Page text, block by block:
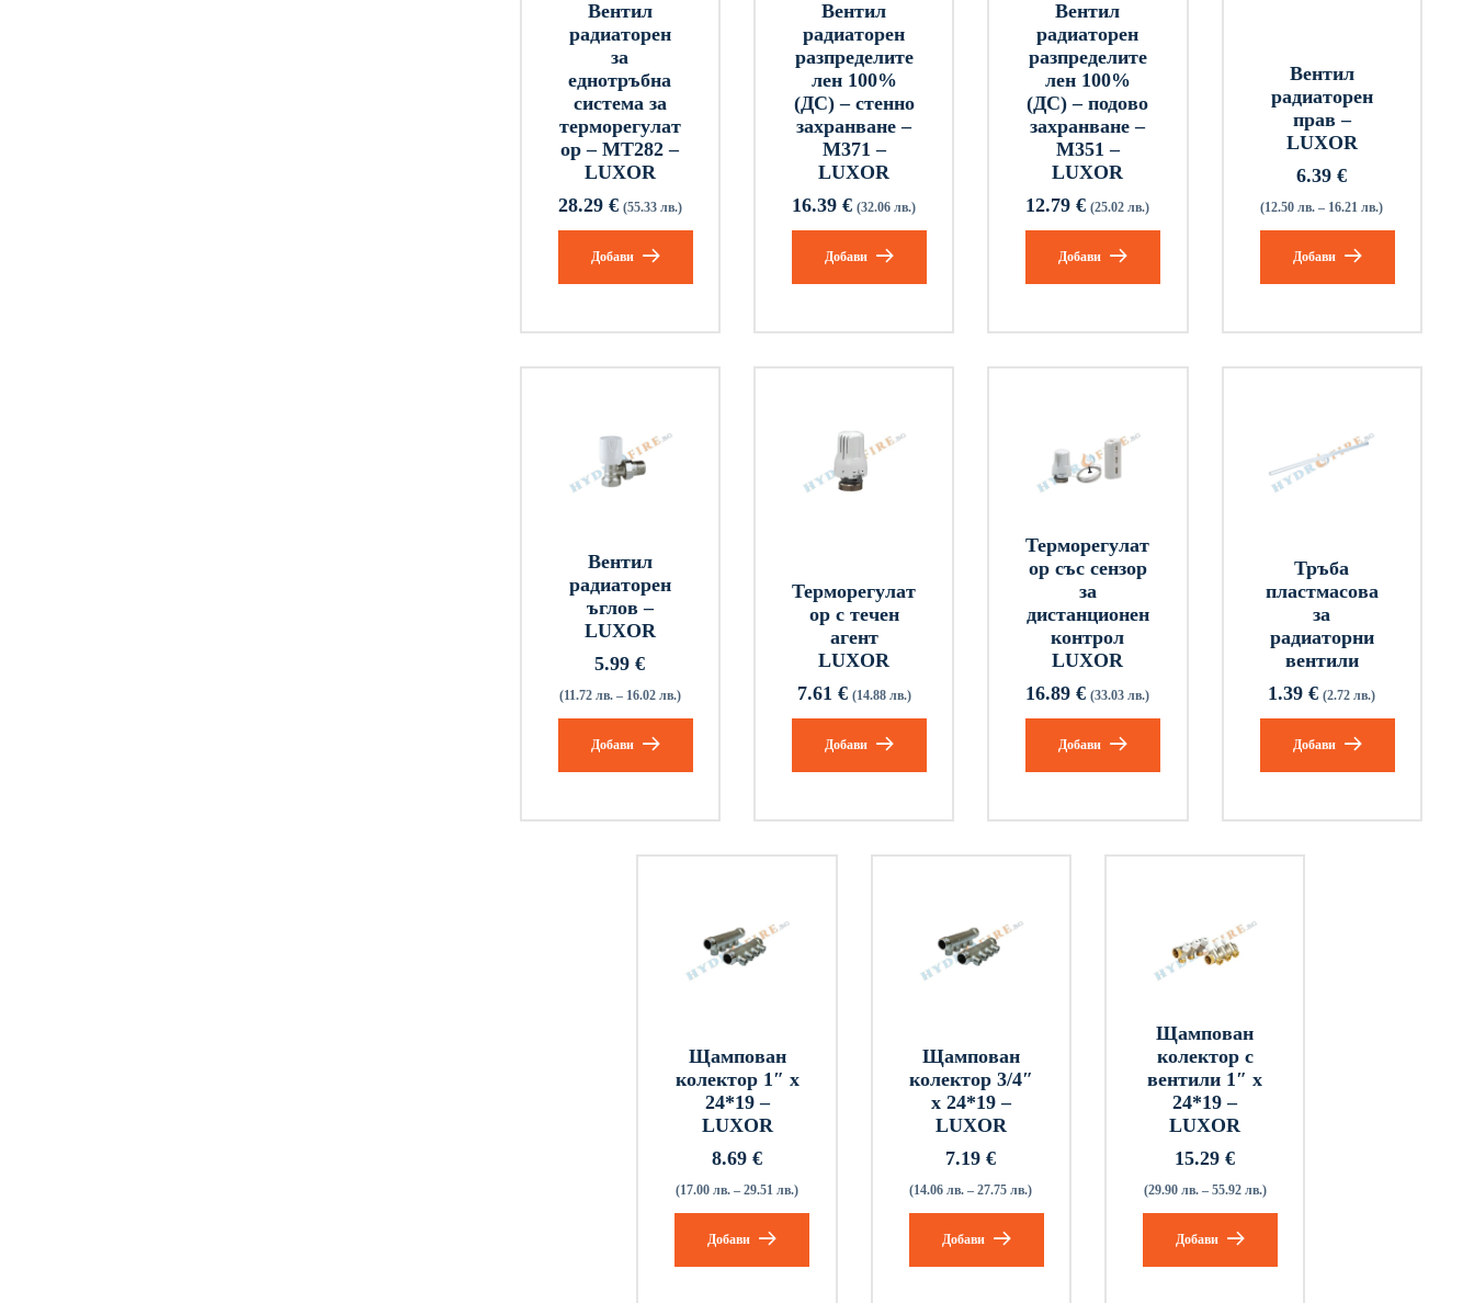
Вентил
радиаторен
за
еднотръбна
система за
терморегулат
ор – МТ282 –
LUXOR
28.29 € (55.33 лв.)
Добави
Вентил
радиаторен
разпределите
лен 100%
(ДС) – стенно
захранване –
M371 –
LUXOR
16.39€ (32.06 лв.)
Добави
Вентил
радиаторен
разпределите
лен 100%
(ДС) – подово
захранване –
M351 –
LUXOR
12.79€ (25.02 лв.)
Добави
Вентил
радиаторен
прав –
LUXOR
6.39€
(12.50 лв. – 16.21 лв.)
Добави
Вентил
радиаторен
ъглов –
LUXOR
5.99€
(11.72 лв. – 16.02 лв.)
Добави
Терморегулат
ор с течен
агент
LUXOR
7.61 € (14.88 лв.)
Добави
Терморегулат
ор със сензор
за
дистанционен
контрол
LUXOR
16.89€ (33.03 лв.)
Добави
Тръба
пластмасова
за
радиаторни
вентили
1.39€ (2.72 лв.)
Добави
Щампован
колектор 1″ х
24*19 –
LUXOR
8.69 €
(17.00 лв. – 29.51 лв.)
Добави
Щампован
колектор 3/4″
x 24*19 –
LUXOR
7.19€
(14.06 лв. – 27.75 лв.)
Добави
Щампован
колектор с
вентили 1″ х
24*19 –
LUXOR
15.29€
(29.90 лв. – 55.92 лв.)
Добави